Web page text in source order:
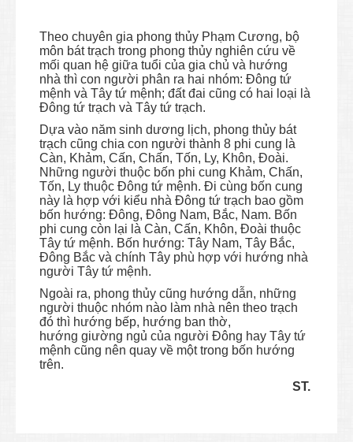
Theo chuyên gia phong thủy Phạm Cương, bộ
môn bát trạch trong phong thủy nghiên cứu về
mối quan hệ giữa tuổi của gia chủ và hướng
nhà thì con người phân ra hai nhóm: Đông tứ
mệnh và Tây tứ mệnh; đất đai cũng có hai loại là
Đông tứ trạch và Tây tứ trạch.
Dựa vào năm sinh dương lịch, phong thủy bát
trạch cũng chia con người thành 8 phi cung là
Càn, Khảm, Cấn, Chấn, Tốn, Ly, Khôn, Đoài.
Những người thuộc bốn phi cung Khảm, Chấn,
Tốn, Ly thuộc Đông tứ mệnh. Đi cùng bốn cung
này là hợp với kiểu nhà Đông tứ trạch bao gồm
bốn hướng: Đông, Đông Nam, Bắc, Nam. Bốn
phi cung còn lại là Càn, Cấn, Khôn, Đoài thuộc
Tây tứ mệnh. Bốn hướng: Tây Nam, Tây Bắc,
Đông Bắc và chính Tây phù hợp với hướng nhà
người Tây tứ mệnh.
Ngoài ra, phong thủy cũng hướng dẫn, những
người thuộc nhóm nào làm nhà nên theo trạch
đó thì hướng bếp, hướng ban thờ,
hướng giường ngủ của người Đông hay Tây tứ
mệnh cũng nên quay về một trong bốn hướng
trên.
ST.